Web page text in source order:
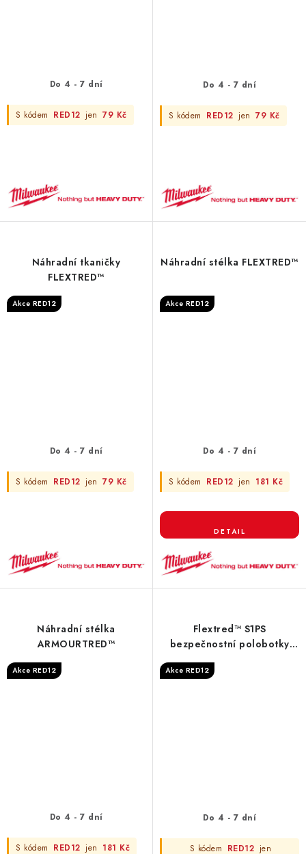
Do 4 - 7 dní
S kódem RED12 jen 79 Kč
Do 4 - 7 dní
S kódem RED12 jen 79 Kč
Náhradní tkaničky
FLEXTRED™
Akce RED12
Do 4 - 7 dní
S kódem RED12 jen 79 Kč
Náhradní stélka FLEXTRED™
Akce RED12
Do 4 - 7 dní
S kódem RED12 jen 181 Kč
Náhradní stélka
ARMOURTRED™
Akce RED12
Do 4 - 7 dní
S kódem RED12 jen 181 Kč
Flextred™ S1PS
bezpečnostní polobotky
Akce RED12
Do 4 - 7 dní
S kódem RED12 jen